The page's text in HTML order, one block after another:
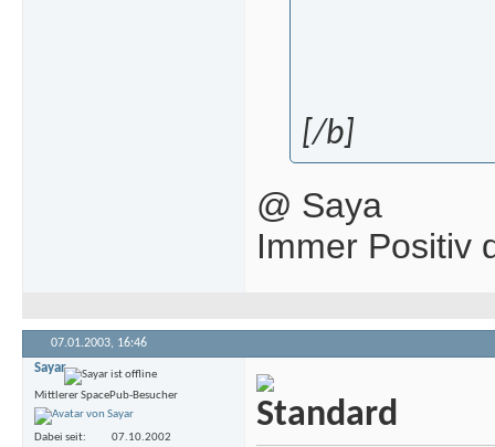
[/b]
@ Saya
Immer Positiv
07.01.2003, 16:46
Sayar
Mittlerer SpacePub-Besucher
Dabei seit
07.10.2002